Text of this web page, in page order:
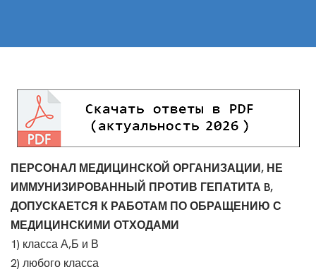
ПЕРСОНАЛ МЕДИЦИНСКОЙ ОРГАНИЗАЦИИ, НЕ
ИММУНИЗИРОВАННЫЙ ПРОТИВ ГЕПАТИТА B,
ДОПУСКАЕТСЯ К РАБОТАМ ПО ОБРАЩЕНИЮ С
МЕДИЦИНСКИМИ ОТХОДАМИ
1) класса А,Б и В
2) любого класса